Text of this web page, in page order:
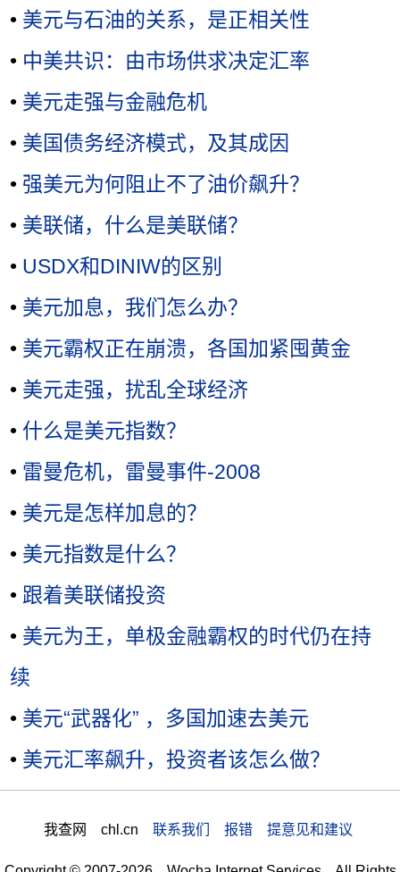
• 美元与石油的关系，是正相关性
• 中美共识：由市场供求决定汇率
• 美元走强与金融危机
• 美国债务经济模式，及其成因
• 强美元为何阻止不了油价飙升？
• 美联储，什么是美联储？
• USDX和DINIW的区别
• 美元加息，我们怎么办？
• 美元霸权正在崩溃，各国加紧囤黄金
• 美元走强，扰乱全球经济
• 什么是美元指数？
• 雷曼危机，雷曼事件-2008
• 美元是怎样加息的？
• 美元指数是什么？
• 跟着美联储投资
• 美元为王，单极金融霸权的时代仍在持
续
• 美元“武器化” ，多国加速去美元
• 美元汇率飙升，投资者该怎么做？
我查网 chl.cn 联系我们 报错 提意见和建议